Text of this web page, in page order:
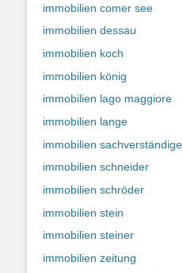
immobilien comer see
immobilien dessau
immobilien koch
immobilien könig
immobilien lago maggiore
immobilien lange
immobilien sachverständige
immobilien schneider
immobilien schröder
immobilien stein
immobilien steiner
immobilien zeitung